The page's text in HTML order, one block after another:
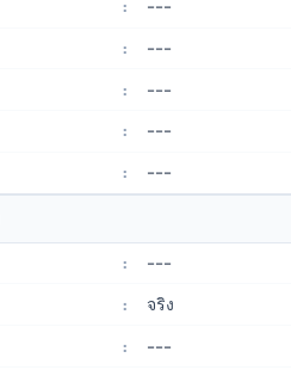
: ---
: ---
: ---
: ---
: ---
: ---
: จริง
: ---